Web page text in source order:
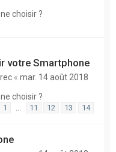
choisir ?
votre Smartphone
« mar. 14 août 2018
choisir ?
1 11 12 13 14